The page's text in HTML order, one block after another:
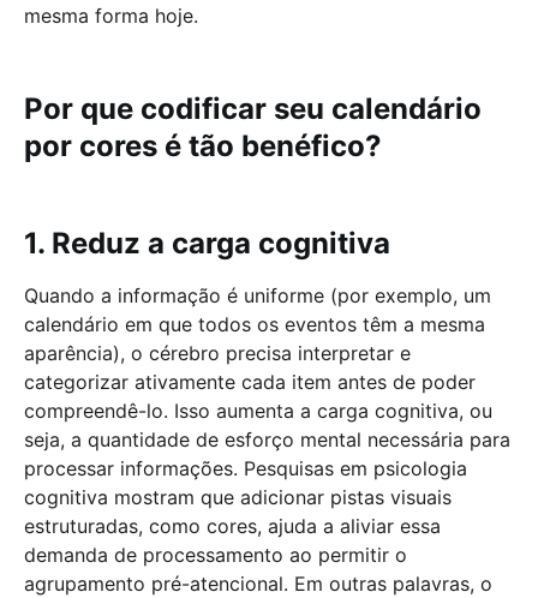
mesma forma hoje.
Por que codificar seu calendário
por cores é tão benéfico?
1. Reduz a carga cognitiva
Quando a informação é uniforme (por exemplo, um
calendário em que todos os eventos têm a mesma
aparência), o cérebro precisa interpretar e
categorizar ativamente cada item antes de poder
compreendê-lo. Isso aumenta a carga cognitiva, ou
seja, a quantidade de esforço mental necessária para
processar informações. Pesquisas em psicologia
cognitiva mostram que adicionar pistas visuais
estruturadas, como cores, ajuda a aliviar essa
demanda de processamento ao permitir o
agrupamento pré-atencional. Em outras palavras, o